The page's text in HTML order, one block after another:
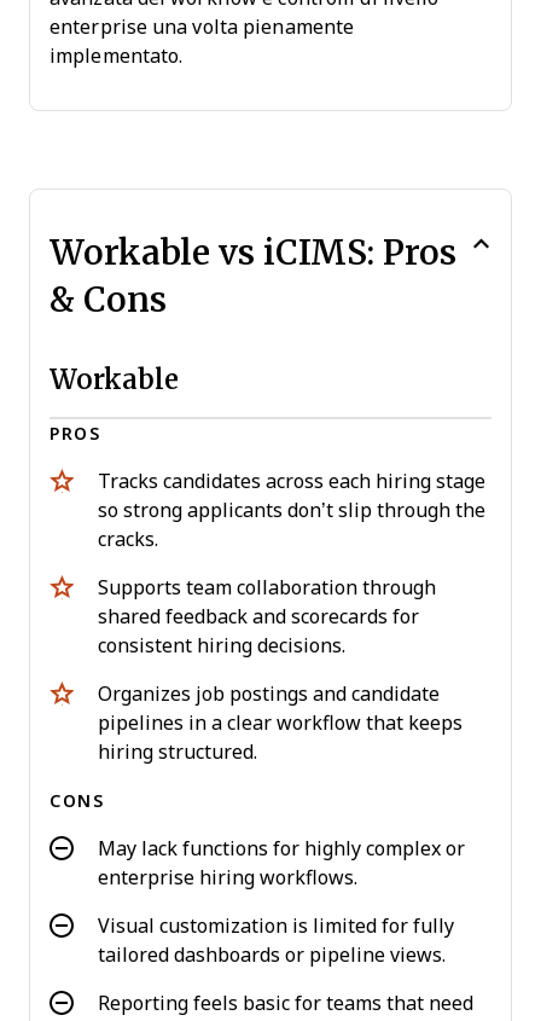
enterprise una volta pienamente
implementato.
Workable vs iCIMS: Pros
& Cons
Workable
PROS
Tracks candidates across each hiring stage
so strong applicants don’t slip through the
cracks.
Supports team collaboration through
shared feedback and scorecards for
consistent hiring decisions.
Organizes job postings and candidate
pipelines in a clear workflow that keeps
hiring structured.
CONS
May lack functions for highly complex or
enterprise hiring workflows.
Visual customization is limited for fully
tailored dashboards or pipeline views.
Reporting feels basic for teams that need